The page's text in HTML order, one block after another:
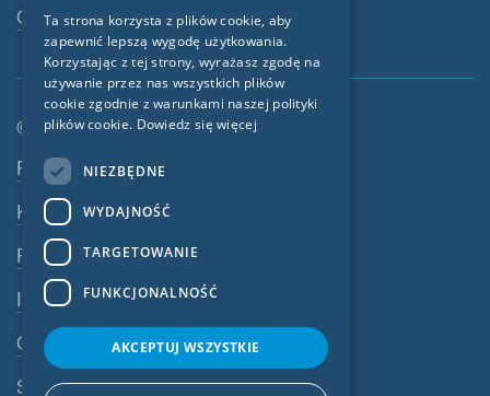
Osoba kontaktowa
© SIGA 2026
Nawigacja w stopce
Praca
Kontakt
Polityka prywatności
Impressum
OWU
System ostrzegania
FRENCH
CZECH
ITALIAN
NORWEGIAN
Ta strona korzysta z plików cookie, aby
zapewnić lepszą wygodę użytkowania.
Korzystając z tej strony, wyrażasz zgodę na
używanie przez nas wszystkich plików
cookie zgodnie z warunkami naszej polityki
plików cookie. Dowiedz się więcej
NIEZBĘDNE
WYDAJNOŚĆ
TARGETOWANIE
FUNKCJONALNOŚĆ
AKCEPTUJ WSZYSTKIE